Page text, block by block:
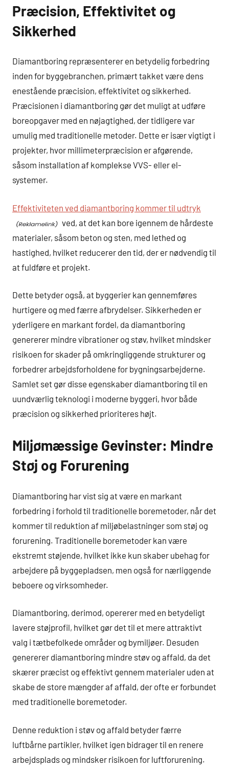
Præcision, Effektivitet og
Sikkerhed
Diamantboring repræsenterer en betydelig forbedring
inden for byggebranchen, primært takket være dens
enestående præcision, effektivitet og sikkerhed.
Præcisionen i diamantboring gør det muligt at udføre
boreopgaver med en nøjagtighed, der tidligere var
umulig med traditionelle metoder. Dette er især vigtigt i
projekter, hvor millimeterpræcision er afgørende,
såsom installation af komplekse VVS- eller el-
systemer.
Effektiviteten ved diamantboring kommer til udtryk
ved, at det kan bore igennem de hårdeste
materialer, såsom beton og sten, med lethed og
hastighed, hvilket reducerer den tid, der er nødvendig til
at fuldføre et projekt.
Dette betyder også, at byggerier kan gennemføres
hurtigere og med færre afbrydelser. Sikkerheden er
yderligere en markant fordel, da diamantboring
genererer mindre vibrationer og støv, hvilket mindsker
risikoen for skader på omkringliggende strukturer og
forbedrer arbejdsforholdene for bygningsarbejderne.
Samlet set gør disse egenskaber diamantboring til en
uundværlig teknologi i moderne byggeri, hvor både
præcision og sikkerhed prioriteres højt.
Miljømæssige Gevinster: Mindre
Støj og Forurening
Diamantboring har vist sig at være en markant
forbedring i forhold til traditionelle boremetoder, når det
kommer til reduktion af miljøbelastninger som støj og
forurening. Traditionelle boremetoder kan være
ekstremt støjende, hvilket ikke kun skaber ubehag for
arbejdere på byggepladsen, men også for nærliggende
beboere og virksomheder.
Diamantboring, derimod, opererer med en betydeligt
lavere støjprofil, hvilket gør det til et mere attraktivt
valg i tætbefolkede områder og bymiljøer. Desuden
genererer diamantboring mindre støv og affald, da det
skærer præcist og effektivt gennem materialer uden at
skabe de store mængder af affald, der ofte er forbundet
med traditionelle boremetoder.
Denne reduktion i støv og affald betyder færre
luftbårne partikler, hvilket igen bidrager til en renere
arbejdsplads og mindsker risikoen for luftforurening.